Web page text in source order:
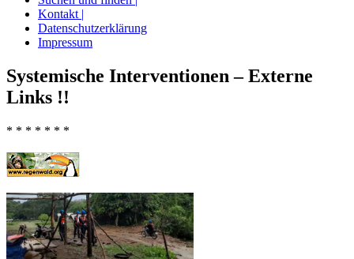
Kontakt |
Datenschutzerklärung
Impressum
Systemische Interventionen – Externe
Links !!
* * * * * * *